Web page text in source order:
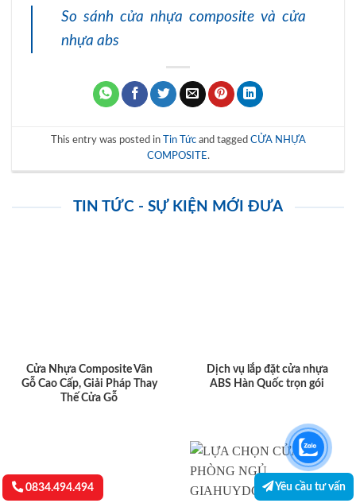
So sánh cửa nhựa composite và cửa
nhựa abs
This entry was posted in Tin Tứcand tagged CỬA NHỰA
COMPOSITE .
TIN TỨC - SỰ KIỆN MỚI ĐƯA
Cửa Nhựa Composite Vân
Gỗ Cao Cấp, Giải Pháp Thay
Thế Cửa Gỗ
Dịch vụ lắp đặt cửa nhựa
ABS Hàn Quốc trọn gói
0834.494.494 Yêu cầu tư vấn